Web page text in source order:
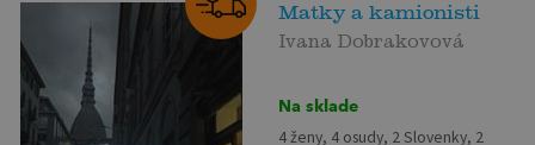
Matky a kamionisti
Ivana Dobrakovová
Na sklade
4 ženy, 4 osudy, 2 Slovenky, 2